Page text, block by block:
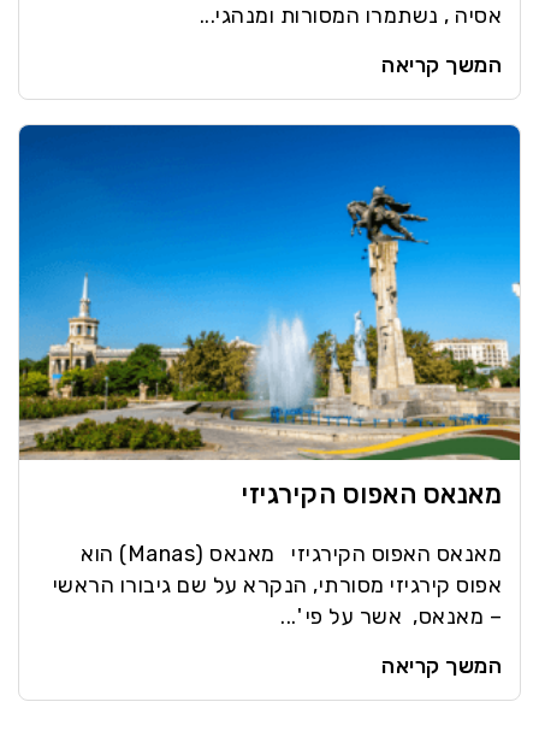
אסיה , נשתמרו המסורות ומנהגי...
המשך קריאה
מאנאס האפוס הקירגיזי
מאנאס האפוס הקירגיזי מאנאס (Manas) הוא
אפוס קירגיזי מסורתי, הנקרא על שם גיבורו הראשי
– מאנאס, אשר על פי '...
המשך קריאה